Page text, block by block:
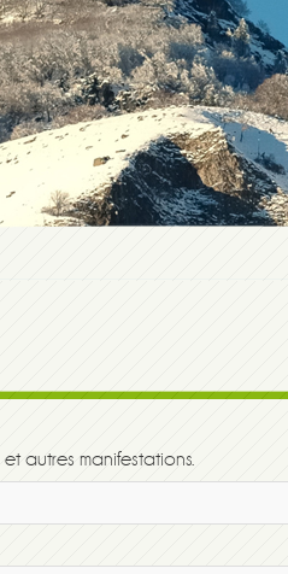
autres manifestations.